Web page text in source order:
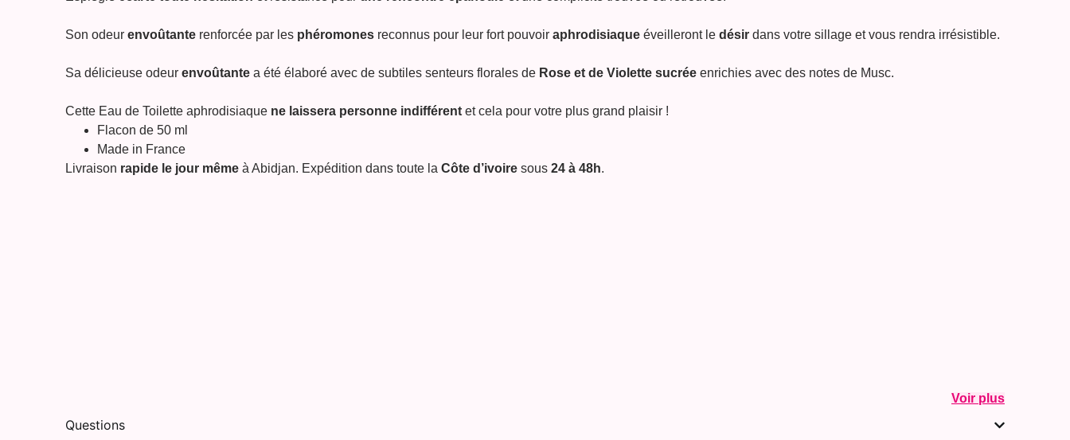
Son odeur envoûtante renforcée par les phéromones reconnus pour leur fort pouvoir aphrodisiaque éveilleront le désir dans votre sillage et vous rendra irrésistible.
Sa délicieuse odeur envoûtante a été élaboré avec de subtiles senteurs florales de Rose et de Violette sucrée enrichies avec des notes de Musc.
Cette Eau de Toilette aphrodisiaque ne laissera personne indifférent et cela pour votre plus grand plaisir !
Flacon de 50 ml
Made in France
Livraison rapide le jour même à Abidjan. Expédition dans toute la Côte d’ivoire sous 24 à 48h.
Voir plus
Questions